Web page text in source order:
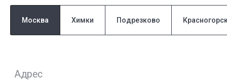
Москва Химки Подрезково